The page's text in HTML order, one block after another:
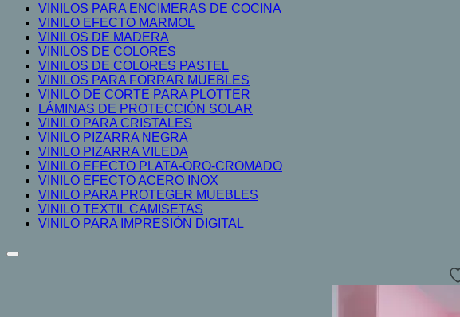
VINILOS PARA ENCIMERAS DE COCINA
VINILO EFECTO MARMOL
VINILOS DE MADERA
VINILOS DE COLORES
VINILOS DE COLORES PASTEL
VINILOS PARA FORRAR MUEBLES
VINILO DE CORTE PARA PLOTTER
LÁMINAS DE PROTECCIÓN SOLAR
VINILO PARA CRISTALES
VINILO PIZARRA NEGRA
VINILO PIZARRA VILEDA
VINILO EFECTO PLATA-ORO-CROMADO
VINILO EFECTO ACERO INOX
VINILO PARA PROTEGER MUEBLES
VINILO TEXTIL CAMISETAS
VINILO PARA IMPRESIÓN DIGITAL